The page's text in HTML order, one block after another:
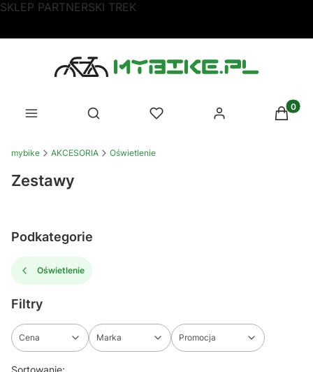
SKLEP PARTNERSKI TREK
Otwórz wyszukiwarkę
mybike AKCESORIA Oświetlenie
Zestawy
Podkategorie
Oświetlenie
Filtry
Cena Marka Promocja
Koniec filtrów
Sortowanie: